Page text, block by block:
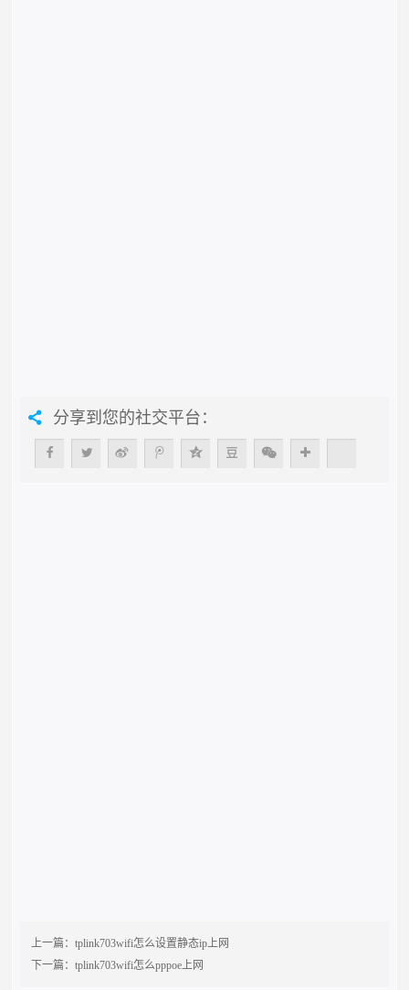
分享到您的社交平台：
上一篇：tplink703wifi怎么设置静态ip上网
下一篇：tplink703wifi怎么pppoe上网